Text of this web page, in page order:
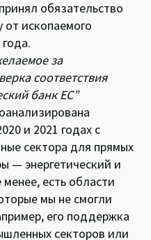
обязательство
от ископаемого
за
соответствия
банк ЕС”
и 2021 годах с
сектора для прямых
— энергетический и
есть области
мы не смогли
его поддержка
секторов или